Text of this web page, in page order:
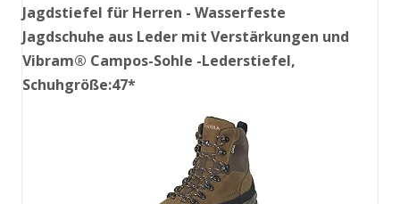
Jagdstiefel für Herren - Wasserfeste
Jagdschuhe aus Leder mit Verstärkungen und
Vibram® Campos-Sohle -Lederstiefel,
Schuhgröße:47*